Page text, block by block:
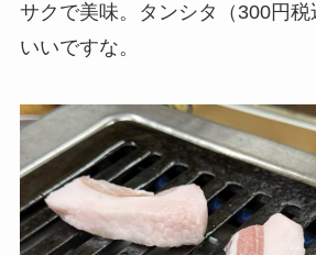
サクで美味。タンシタ（300円税
いいですな。